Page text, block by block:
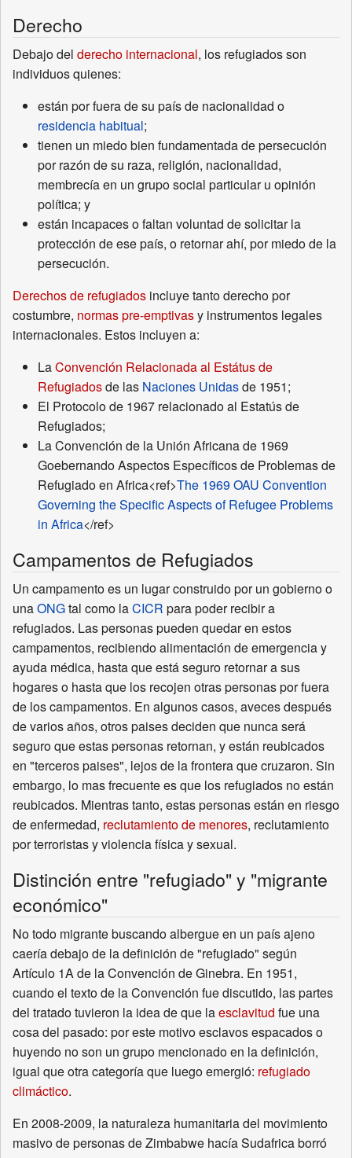
Derecho
Debajo del derecho internacional, los refugiados son
individuos quienes:
están por fuera de su país de nacionalidad o
residencia habitual;
tienen un miedo bien fundamentada de persecución
por razón de su raza, religión, nacionalidad,
membrecía en un grupo social particular u opinión
política; y
están incapaces o faltan voluntad de solicitar la
protección de ese país, o retornar ahí, por miedo de la
persecución.
Derechos de refugiados incluye tanto derecho por
costumbre, normas pre-emptivasy instrumentos legales
internacionales. Estos incluyen a:
LaConvención Relacionada al Estátus de
Refugiadosde las Naciones Unidasde 1951;
El Protocolo de 1967 relacionado al Estatús de
Refugiados;
La Convención de la Unión Africana de 1969
Goebernando Aspectos Específicos de Problemas de
Refugiado en Africa<ref>The 1969 OAU Convention
Governing the Specific Aspects of Refugee Problems
in Africa</ref>
Campamentos de Refugiados
Un campamento es un lugar construido por un gobierno o
unaONGtal como laCICR para poder recibir a
refugiados. Las personas pueden quedar en estos
campamentos, recibiendo alimentación de emergencia y
ayuda médica, hasta que está seguro retornar a sus
hogares o hasta que los recojen otras personas por fuera
de los campamentos. En algunos casos, aveces después
de varios años, otros paises deciden que nunca será
seguro que estas personas retornan, y están reubicados
en "terceros paises", lejos de la frontera que cruzaron. Sin
embargo, lo mas frecuente es que los refugiados no están
reubicados. Mientras tanto, estas personas están en riesgo
de enfermedad, reclutamiento de menores, reclutamiento
por terroristas y violencia física y sexual.
Distinción entre "refugiado" y "migrante
económico"
No todo migrante buscando albergue en un país ajeno
caería debajo de la definición de "refugiado" según
Artículo 1A de la Convención de Ginebra. En 1951,
cuando el texto de la Convención fue discutido, las partes
del tratado tuvieron la idea de que laesclavitud fue una
cosa del pasado: por este motivo esclavos espacados o
huyendo no son un grupo mencionado en la definición,
igual que otra categoría que luego emergió: refugiado
climáctico.
En 2008-2009, la naturaleza humanitaria del movimiento
masivo de personas de Zimbabwe hacía Sudafrica borró